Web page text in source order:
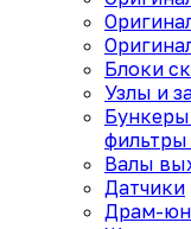
Блоки
Узлы и
Валы
Датчики
Драм-